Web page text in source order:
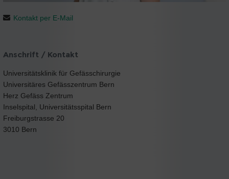
Kontakt per E-Mail
Anschrift / Kontakt
Universitätsklinik für Gefässchirurgie
Universitäres Gefässzentrum Bern
Herz Gefäss Zentrum
Inselspital, Universitätsspital Bern
Freiburgstrasse 20
3010 Bern